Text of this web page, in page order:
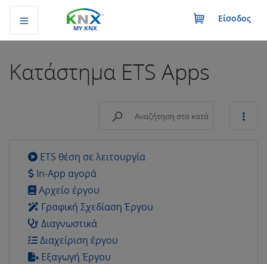
MY KNX
Είσοδος
Κατάστημα ETS Apps
ETS θέση σε λειτουργία
In-App αγορά
Αρχείο έργου
Γραφική Σχεδίαση Έργου
Διαγνωστικά
Διαχείριση έργου
Εξαγωγή Έργου